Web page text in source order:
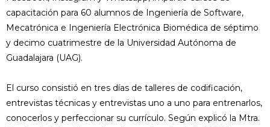
capacitación para 60 alumnos de Ingeniería de Software,
Mecatrónica e Ingeniería Electrónica Biomédica de séptimo
y decimo cuatrimestre de la Universidad Autónoma de
Guadalajara (UAG).
El curso consistió en tres días de talleres de codificación,
entrevistas técnicas y entrevistas uno a uno para entrenarlos,
conocerlos y perfeccionar su currículo. Según explicó la Mtra.